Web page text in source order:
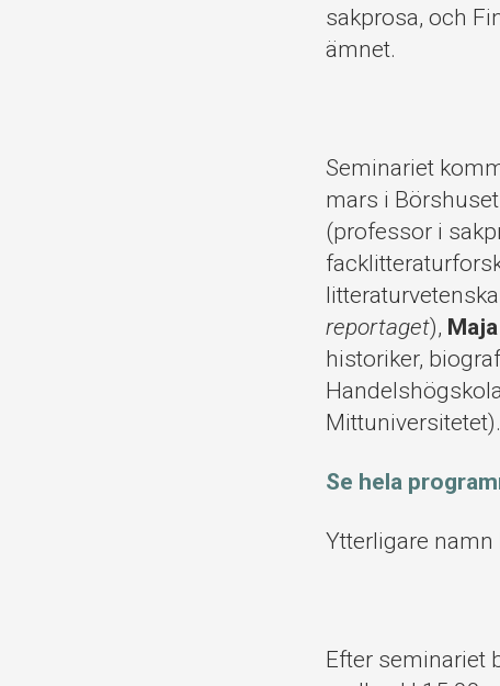
sakprosa, och
ämnet.
Seminariet
mars i
(professor i
reportaget),
historiker,
Mittuniversitetet).
Se hela
Ytterligare
Efter seminariet